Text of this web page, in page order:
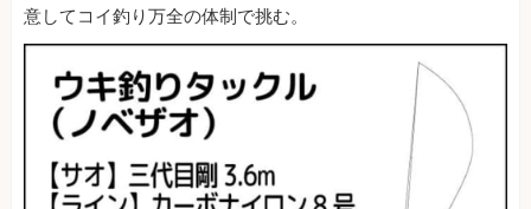
意してコイ釣り万全の体制で挑む。